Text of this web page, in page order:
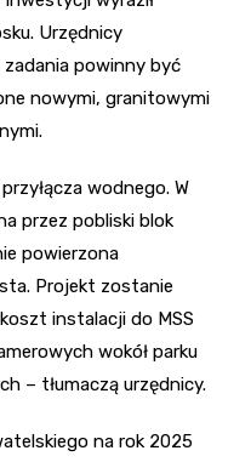
Urzędnicy
powinny być
nowymi, granitowymi
wodnego. W
przez pobliski blok
powierzona
Projekt zostanie
instalacji do MSS
wokół parku
– tłumaczą urzędnicy.
na rok 2025